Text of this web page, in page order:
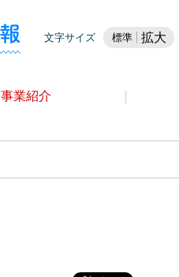
文字サイズ 標準 拡大
災害情報
事業紹介